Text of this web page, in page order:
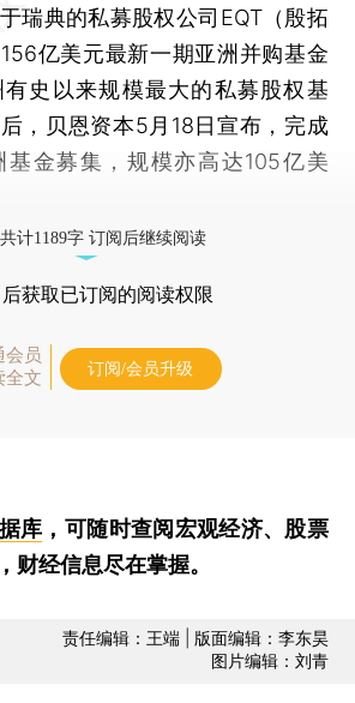
瑞典的私募股权公司EQT（殷拓
亿美元最新一期亚洲并购基金
史以来规模最大的私募股权基
，贝恩资本5月18日宣布，完成
基金募集，规模亦高达105亿美
计1189字 订阅后继续阅读
后获取已订阅的阅读权限
会员
全文
订阅/会员升级
库 ，可随时查阅宏观经济、股票
财经信息尽在掌握。
责任编辑：王端 | 版面编辑：李东昊
图片编辑：刘青